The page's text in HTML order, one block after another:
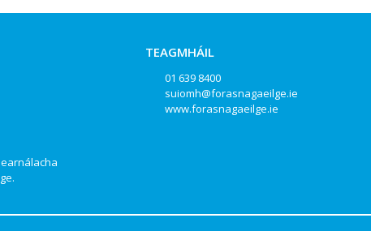
TEAGMHÁIL
01 639 8400
suiomh@forasnagaeilge.ie
www.forasnagaeilge.ie